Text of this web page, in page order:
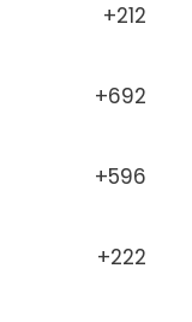
+212
+692
+596
+222